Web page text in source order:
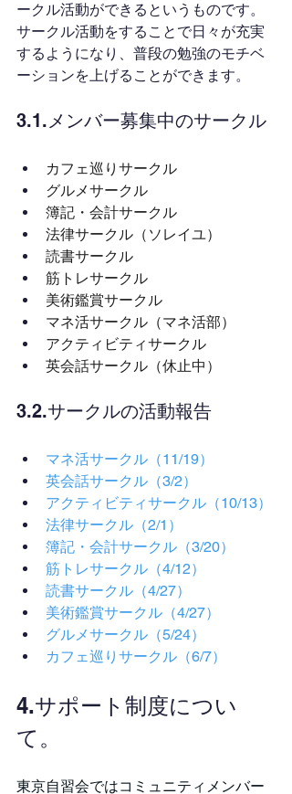
ークル活動ができるというものです。
サークル活動をすることで日々が充実
するようになり、普段の勉強のモチベ
ーションを上げることができます。
3.1.メンバー募集中のサークル
カフェ巡りサークル
グルメサークル
簿記・会計サークル
法律サークル（ソレイユ）
読書サークル
筋トレサークル
美術鑑賞サークル
マネ活サークル（マネ活部）
アクティビティサークル
英会話サークル（休止中）
3.2.サークルの活動報告
マネ活サークル（11/19）
英会話サークル（3/2）
アクティビティサークル（10/13）
法律サークル（2/1）
簿記・会計サークル（3/20）
筋トレサークル（4/12）
読書サークル（4/27）
美術鑑賞サークル（4/27）
グルメサークル（5/24）
カフェ巡りサークル（6/7）
4.サポート制度につい
て。
東京自習会ではコミュニティメンバー